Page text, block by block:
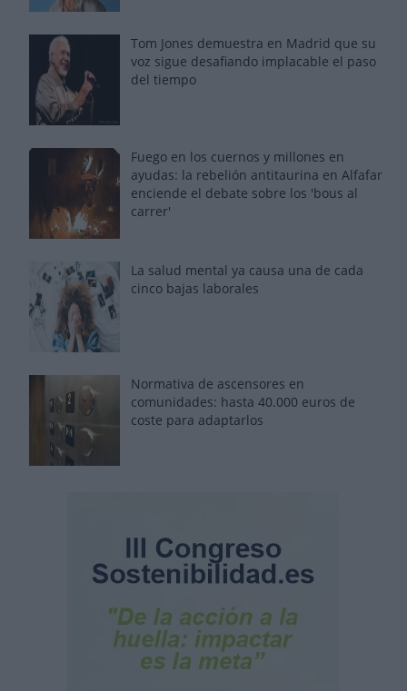
Tom Jones demuestra en Madrid que su
voz sigue desafiando implacable el paso
del tiempo
Fuego en los cuernos y millones en
ayudas: la rebelión antitaurina en Alfafar
enciende el debate sobre los 'bous al
carrer'
La salud mental ya causa una de cada
cinco bajas laborales
Normativa de ascensores en
comunidades: hasta 40.000 euros de
coste para adaptarlos